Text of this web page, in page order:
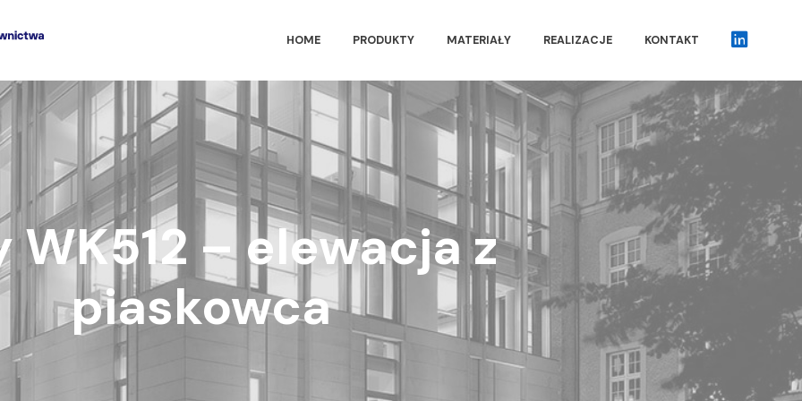
HOME PRODUKTY MATERIAŁY REALIZACJE KONTAKT IN
WK512 – elewacja z
piaskowca